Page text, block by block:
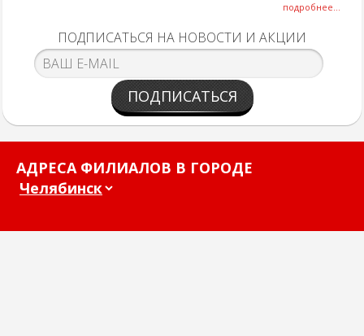
подробнее...
ПОДПИСАТЬСЯ НА НОВОСТИ И АКЦИИ
ПОДПИСАТЬСЯ
АДРЕСА ФИЛИАЛОВ В ГОРОДЕ